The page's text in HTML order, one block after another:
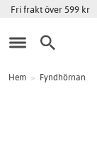
Fri frakt över 599 kr
Hem > Fyndhörnan